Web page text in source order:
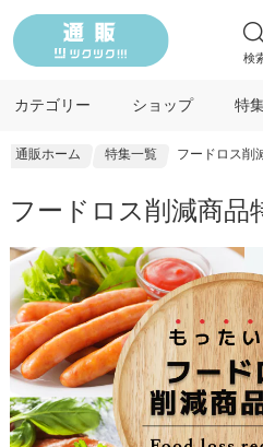
検
カテゴリー ショップ 特
通販ホーム 特集一覧 フードロス削
フードロス削減商品